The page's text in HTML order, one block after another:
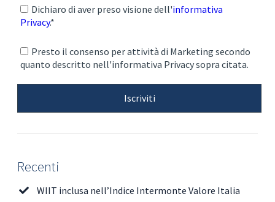
Dichiaro di aver preso visione dell'informativa
Privacy.*
Presto il consenso per attività di Marketing secondo
quanto descritto nell'informativa Privacy sopra citata.
Recenti
WIIT inclusa nell’Indice Intermonte Valore Italia